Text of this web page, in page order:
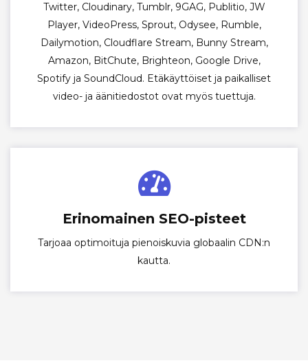
Twitter, Cloudinary, Tumblr, 9GAG, Publitio, JW
Player, VideoPress, Sprout, Odysee, Rumble,
Dailymotion, Cloudflare Stream, Bunny Stream,
Amazon, BitChute, Brighteon, Google Drive,
Spotify ja SoundCloud. Etäkäyttöiset ja paikalliset
video- ja äänitiedostot ovat myös tuettuja.
Erinomainen SEO-pisteet
Tarjoaa optimoituja pienoiskuvia globaalin CDN:n
kautta.